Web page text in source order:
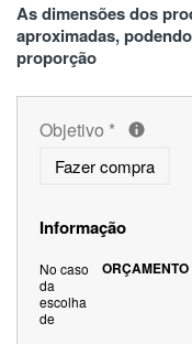
As dimensões dos
aproximadas,
proporção
Objetivo *
Fazer compra
Informação
No caso
da
escolha
de
ORÇAMENTO